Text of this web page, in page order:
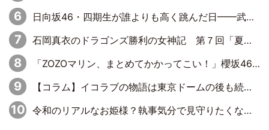
日向坂46・四期生が誰よりも高く跳んだ日━━武道館3Daysで見せつけた実力と一体感、そしてハッピーオーラ！
石岡真衣のドラゴンズ勝利の女神記 第７回「夏の神宮！11得点どらほー」
「ZOZOマリン、まとめてかかってこい！」櫻坂46 山下瞳月の魂の叫び！5年目の勝利にBuddiesたちは態度で示せるか!?
【コラム】イコラブの物語は東京ドームの後も続くのか
令和のリアルなお姫様？執事気分で見守りたくなる＝LOVE屈指の天然カワイイ音嶋莉沙さん